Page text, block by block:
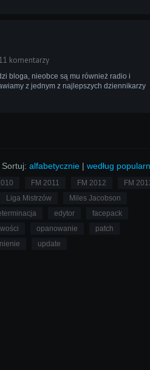
komentarzy
bloga, nieobce są mu również radio i
z jednym z najlepszych dziennikarzy
Sortuj: alfabetycznie |według
FM 2011 FM 2012
FM
Liga Mistrzów
Miles Jacobson
edytor
facepack
opanowanie
patch
update